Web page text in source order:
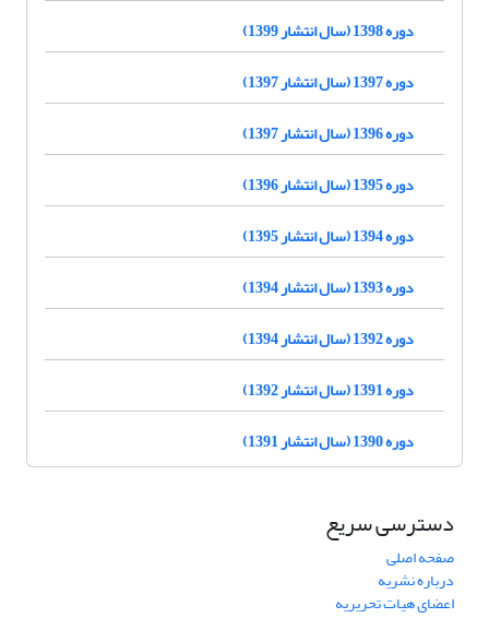
دوره 1398 (سال انتشار 1399)
دوره 1397 (سال انتشار 1397)
دوره 1396 (سال انتشار 1397)
دوره 1395 (سال انتشار 1396)
دوره 1394 (سال انتشار 1395)
دوره 1393 (سال انتشار 1394)
دوره 1392 (سال انتشار 1394)
دوره 1391 (سال انتشار 1392)
دوره 1390 (سال انتشار 1391)
دسترسی سریع
صفحه اصلی
درباره نشریه
اعضای هیات تحریریه